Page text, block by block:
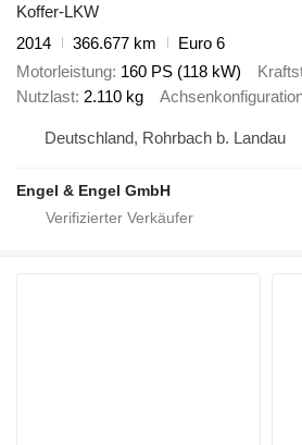
Koffer-LKW
2014
366.677 km
Euro 6
Motorleistung 160 PS (118 kW)
Nutzlast 2.110 kg
Deutschland, Rohrbach b. Landau
Engel & Engel GmbH